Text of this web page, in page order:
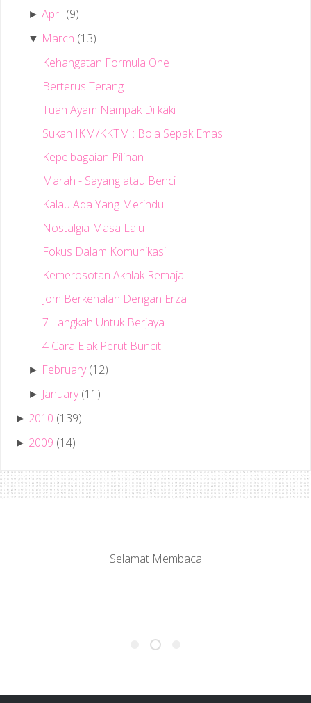
►April (9)
▼ March (13)
Kehangatan Formula One
Berterus Terang
Tuah Ayam Nampak Di kaki
Sukan IKM/KKTM : Bola Sepak Emas
Kepelbagaian Pilihan
Marah - Sayang atau Benci
Kalau Ada Yang Merindu
Nostalgia Masa Lalu
Fokus Dalam Komunikasi
Kemerosotan Akhlak Remaja
Jom Berkenalan Dengan Erza
7 Langkah Untuk Berjaya
4 Cara Elak Perut Buncit
► February (12)
► January (11)
► 2010 (139)
► 2009 (14)
Selamat Membaca